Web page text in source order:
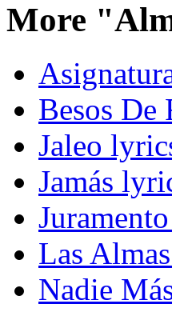
More
Besos De
Jaleo
Jamás
Las
Nadie